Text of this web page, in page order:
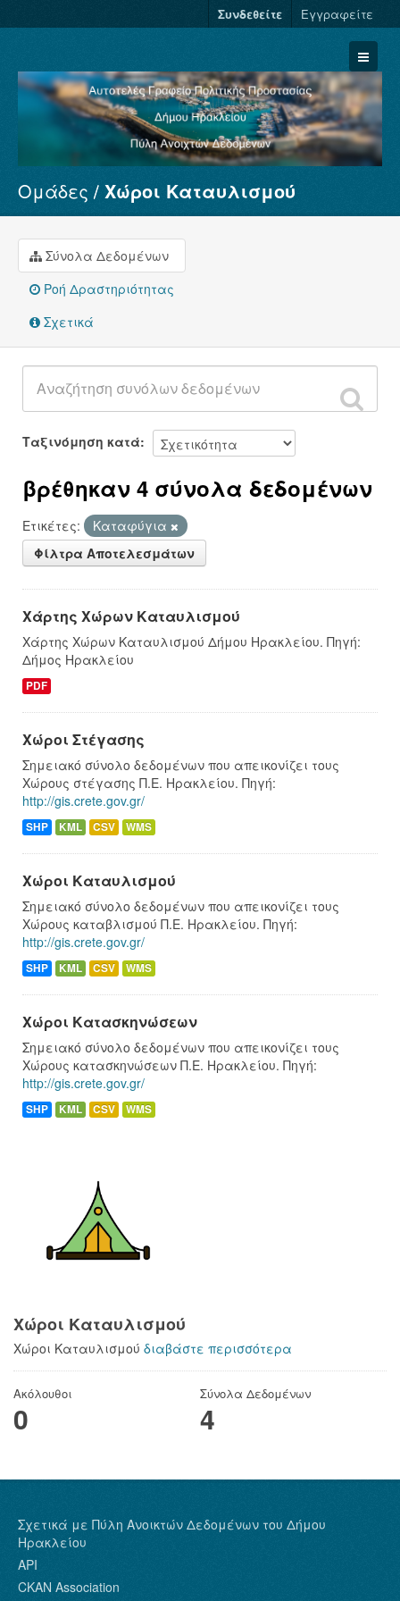
Συνδεθείτε Εγγραφείτε
Σύνολα Δεδομένων
Φορείς
Ομάδες
Σχετικά
Ομάδες Χώροι Καταυλισμού
Σύνολα Δεδομένων
Ροή Δραστηριότητας
Σχετικά
Ταξινόμηση κατά
βρέθηκαν 4 σύνολα δεδομένων
Ετικέτες:
Καταφύγια
Φίλτρα Αποτελεσμάτων
Χάρτης Χώρων Καταυλισμού
Χάρτης Χώρων Καταυλισμού Δήμου Ηρακλείου. Πηγή:
Δήμος Ηρακλείου
PDF
Χώροι Στέγασης
Σημειακό σύνολο δεδομένων που απεικονίζει τους
Χώρους στέγασης Π.Ε. Ηρακλείου. Πηγή:
http://gis.crete.gov.gr/
SHP KML CSV WMS
Χώροι Καταυλισμού
Σημειακό σύνολο δεδομένων που απεικονίζει τους
Χώρους καταβλισμού Π.Ε. Ηρακλείου. Πηγή:
http://gis.crete.gov.gr/
SHP KML CSV WMS
Χώροι Κατασκηνώσεων
Σημειακό σύνολο δεδομένων που απεικονίζει τους
Χώρους κατασκηνώσεων Π.Ε. Ηρακλείου. Πηγή:
http://gis.crete.gov.gr/
SHP KML CSV WMS
Χώροι Καταυλισμού
Χώροι Καταυλισμού διαβάστε περισσότερα
Ακόλουθοι
0
Σύνολα Δεδομένων
4
Σχετικά με Πύλη Ανοικτών Δεδομένων του Δήμου
Ηρακλείου
API
CKAN Association